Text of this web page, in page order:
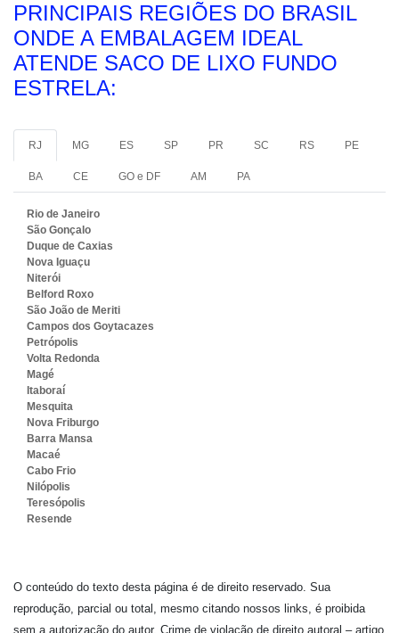
PRINCIPAIS REGIÕES DO BRASIL
ONDE A EMBALAGEM IDEAL
ATENDE SACO DE LIXO FUNDO
ESTRELA:
RJ MG ES SP PR SC RS PE
BA CE GO e DF AM PA
Rio de Janeiro
São Gonçalo
Duque de Caxias
Nova Iguaçu
Niterói
Belford Roxo
São João de Meriti
Campos dos Goytacazes
Petrópolis
Volta Redonda
Magé
Itaboraí
Mesquita
Nova Friburgo
Barra Mansa
Macaé
Cabo Frio
Nilópolis
Teresópolis
Resende
O conteúdo do texto desta página é de direito reservado. Sua
reprodução, parcial ou total, mesmo citando nossos links, é proibida
sem a autorização do autor. Crime de violação de direito autoral – artigo